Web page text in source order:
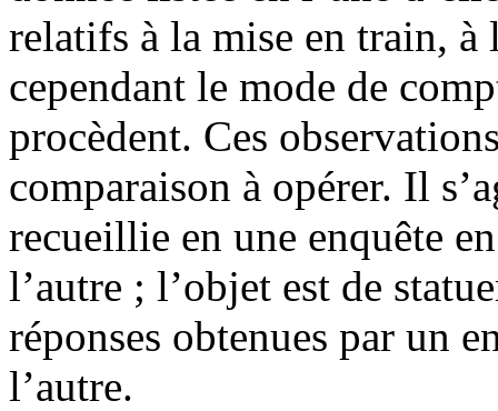
relatifs à la mise en train, à
cependant le mode de
procèdent. Ces
comparaison à opérer. Il
recueillie en une enquête
l’autre ; l’objet est de
réponses obtenues par un
l’autre.